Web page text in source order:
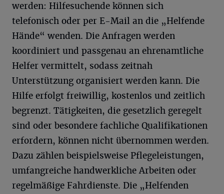
werden: Hilfesuchende können sich
telefonisch oder per E-Mail an die „Helfende
Hände“ wenden. Die Anfragen werden
koordiniert und passgenau an ehrenamtliche
Helfer vermittelt, sodass zeitnah
Unterstützung organisiert werden kann. Die
Hilfe erfolgt freiwillig, kostenlos und zeitlich
begrenzt. Tätigkeiten, die gesetzlich geregelt
sind oder besondere fachliche Qualifikationen
erfordern, können nicht übernommen werden.
Dazu zählen beispielsweise Pflegeleistungen,
umfangreiche handwerkliche Arbeiten oder
regelmäßige Fahrdienste. Die „Helfenden